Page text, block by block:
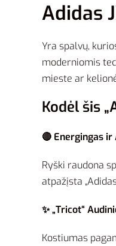
Adidas
Yra spalvų,
moderniomis
mieste ar
Kodėl šis
🔴 Energingas
Ryški raudona
atpažįsta
✨ „Tricot“
Kostiumas